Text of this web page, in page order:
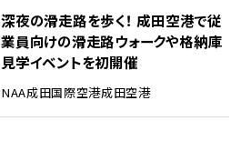
深夜の滑走路を歩く！ 成田空港で従
業員向けの滑走路ウォークや格納庫
見学イベントを初開催
NAA成田国際空港成田空港